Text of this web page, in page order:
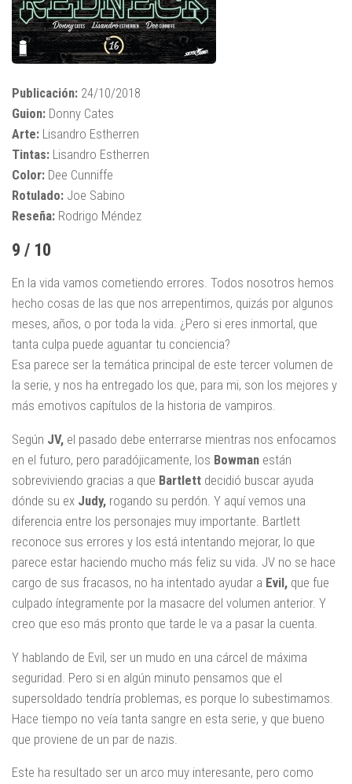
Publicación: 24/10/2018
Guion: Donny Cates
Arte: Lisandro Estherren
Tintas: Lisandro Estherren
Color: Dee Cunniffe
Rotulado: Joe Sabino
Reseña: Rodrigo Méndez
9 / 10
En la vida vamos cometiendo errores. Todos nosotros hemos
hecho cosas de las que nos arrepentimos, quizás por algunos
meses, años, o por toda la vida. ¿Pero si eres inmortal, que
tanta culpa puede aguantar tu conciencia?
Esa parece ser la temática principal de este tercer volumen de
la serie, y nos ha entregado los que, para mi, son los mejores y
más emotivos capítulos de la historia de vampiros.
Según JV, el pasado debe enterrarse mientras nos enfocamos
en el futuro, pero paradójicamente, los Bowman están
sobreviviendo gracias a que Bartlett decidió buscar ayuda
dónde su ex Judy, rogando su perdón. Y aquí vemos una
diferencia entre los personajes muy importante. Bartlett
reconoce sus errores y los está intentando mejorar, lo que
parece estar haciendo mucho más feliz su vida. JV no se hace
cargo de sus fracasos, no ha intentado ayudar a Evil, que fue
culpado íntegramente por la masacre del volumen anterior. Y
creo que eso más pronto que tarde le va a pasar la cuenta.
Y hablando de Evil, ser un mudo en una cárcel de máxima
seguridad. Pero si en algún minuto pensamos que el
supersoldado tendría problemas, es porque lo subestimamos.
Hace tiempo no veía tanta sangre en esta serie, y que bueno
que proviene de un par de nazis.
Este ha resultado ser un arco muy interesante, pero como